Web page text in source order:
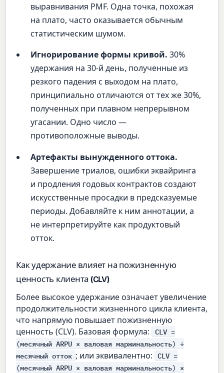
выравнивания PMF. Одна точка, похожая
на плато, часто оказывается обычным
статистическим шумом.
Игнорирование формы кривой. 30%
удержания на 30-й день, полученные из
резкого падения с выходом на плато,
принципиально отличаются от тех же 30%,
полученных при плавном непрерывном
угасании. Одно число —
противоположные выводы.
Артефакты вынужденного оттока.
Завершение триалов, ошибки эквайринга
и продления годовых контрактов создают
искусственные просадки в предсказуемые
периоды. Добавляйте к ним аннотации, а
не интерпретируйте как продуктовый
отток.
Как удержание влияет на пожизненную
ценность клиента (CLV)
Более высокое удержание означает увеличение
продолжительности жизненного цикла клиента,
что напрямую повышает пожизненную
ценность (CLV). Базовая формула:
CLV =
(месячный ARPU × валовая маржинальность) ÷
месячный отток ; или эквивалентно:
CLV =
(месячный ARPU × валовая маржинальность) ×